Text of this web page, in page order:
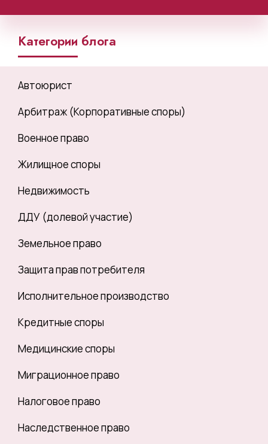
Категории блога
Автоюрист
Арбитраж (Корпоративные споры)
Военное право
Жилищное споры
Недвижимость
ДДУ (долевой участие)
Земельное право
Защита прав потребителя
Исполнительное производство
Кредитные споры
Медицинские споры
Миграционное право
Налоговое право
Наследственное право